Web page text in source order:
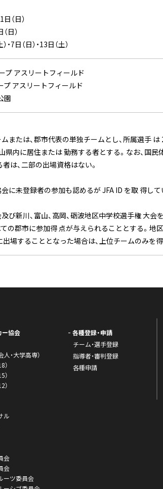
（日）
日）
日（日）・13日（土）
プ アスリートフィールド
アスリートフィールド
園
または、郡市代表の単独チームとし、所属選手 は
県内に居住または 勤務する者とする。なお、国
は、二部の出場資格はない。
会に未登録者の参加も認めるが JFA ID を取 得し
び新川、富山、高岡、砺波地区中学校選手権 大
の郡市に参加得 点が与えられることとする。地
場することとなった場合は、上位チームのみを
ー協会
人・大学高専）
）
）
）
ル
会
会
ーツ委員会
各種登録・申請
チーム・選手登録
指導者・審判登録
各種申請